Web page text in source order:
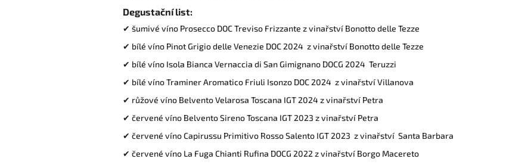
Degustační list:
✔ šumivé víno Prosecco DOC Treviso Frizzante z vinařství Bonotto delle Tezze
✔ bílé víno Pinot Grigio delle Venezie DOC 2024 z vinařství Bonotto delle Tezze
✔ bílé víno Isola Bianca Vernaccia di San Gimignano DOCG 2024 Teruzzi
✔ bílé víno Traminer Aromatico Friuli Isonzo DOC 2024 z vinařství Villanova
✔ růžové víno Belvento Velarosa Toscana IGT 2024 z vinařství Petra
✔ červené víno Belvento Sireno Toscana IGT 2023 z vinařství Petra
✔ červené víno Capirussu Primitivo Rosso Salento IGT 2023 z vinařství Santa Barbara
✔ červené víno La Fuga Chianti Rufina DOCG 2022 z vinařství Borgo Macereto